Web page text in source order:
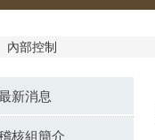
內部控制
新消息
核組簡介